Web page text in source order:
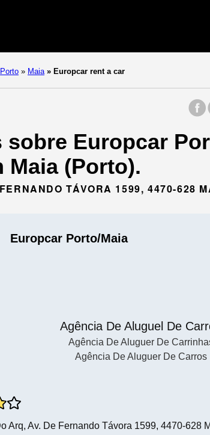
Porto » Maia » Europcar rent a car
sobre Europcar
Maia (Porto).
TÁVORA 1599, 4470-628
Europcar Porto/Maia
Agência De Aluguel De
Agência De Aluguer De
Agência De Aluguer De Carros
Arq, Av. De Fernando Távora 1599, 4470-628